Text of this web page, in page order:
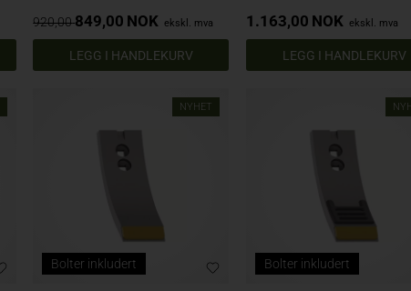
920,00 849,00 NOK ekskl. mva 1.163,00 NOK ekskl. mva
NYHET
Bolter inkludert Bolter inkludert